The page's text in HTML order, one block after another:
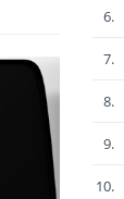
6.
7.
8.
9.
10.